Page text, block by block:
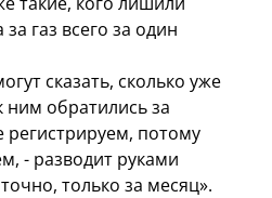
газ всего за один
сказать, сколько уже
ним обратились за
потому
- разводит руками
только за месяц».